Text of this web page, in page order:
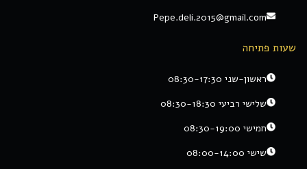
Pepe.deli.2015@gmail.com
שעות פתיחה
ראשון-שני 08:30-17:30
שלישי רביעי 08:30-18:30
חמישי 08:30-19:00
שישי 08:00-14:00